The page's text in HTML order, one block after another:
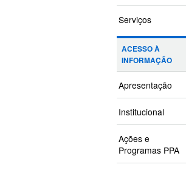
Serviços
ACESSO À
INFORMAÇÃO
Apresentação
Institucional
Ações e
Programas PPA